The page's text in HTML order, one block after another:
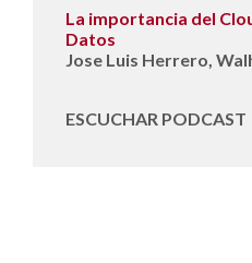
La importancia del
Datos
Jose Luis Herrero,
ESCUCHAR PODCAST